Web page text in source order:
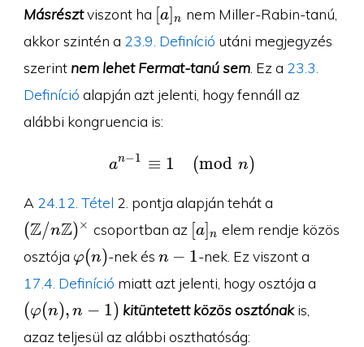
Másrésztviszont ha [a]_n
[a] n nem Miller-Rabin-tanú,
akkor szintén a 23.9. Definíció utáni megjegyzés
szerint nem lehet Fermat-tanú sem. Ez a 23.3.
Definíció alapján azt jelenti, hogy fennáll az
alábbi kongruencia is:
a^{n-1}\equiv 1\pmod
an−1 ≡ 1 (mod n)
A 24.12. Tétel 2. pontja alapján tehát a
(Z/nZ)× csoportban az [a]_n
[a] n elem rendje közös
osztója \varphi(n)
φ(n)-nek és n-
n − 1-nek. Ez viszont a
17.4. Definíció miatt azt jelenti, hogy osztója a
(φ(n), n − 1) kitüntetett közös osztónakis,
azaz teljesül az alábbi oszthatóság: